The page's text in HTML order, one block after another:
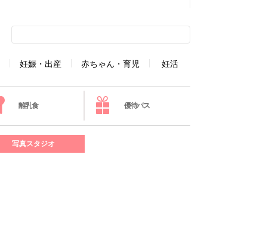
妊娠・出産 赤ちゃん・育児 妊活
離乳食 優待パス
写真スタジオ